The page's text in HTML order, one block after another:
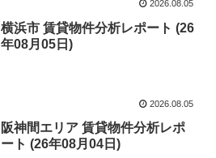
2026.08.05
横浜市 賃貸物件分析レポート (26
年08月05日)
2026.08.05
阪神間エリア 賃貸物件分析レポ
ート (26年08月04日)